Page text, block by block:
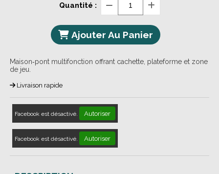
Quantité :
Ajouter Au Panier
Maison‑pont multifonction offrant cachette, plateforme et zone
de jeu.
Livraison rapide
Facebook est désactivé. Autoriser
Facebook est désactivé. Autoriser